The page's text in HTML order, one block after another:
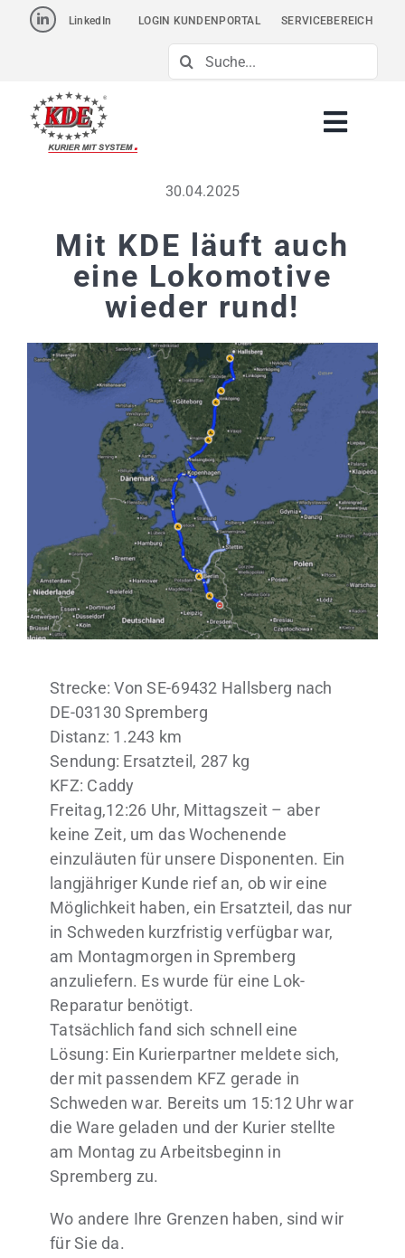
Skip
LinkedIn LOGIN KUNDENPORTAL SERVICEBEREICH
Suche
nach:
30.04.2025
Mit KDE läuft auch
eine Lokomotive
wieder rund!
Strecke: Von SE-69432 Hallsberg nach
DE-03130 Spremberg
Distanz: 1.243 km
Sendung: Ersatzteil, 287 kg
KFZ: Caddy
Freitag,12:26 Uhr, Mittagszeit – aber
keine Zeit, um das Wochenende
einzuläuten für unsere Disponenten. Ein
langjähriger Kunde rief an, ob wir eine
Möglichkeit haben, ein Ersatzteil, das nur
in Schweden kurzfristig verfügbar war,
am Montagmorgen in Spremberg
anzuliefern. Es wurde für eine Lok-
Reparatur benötigt.
Tatsächlich fand sich schnell eine
Lösung: Ein Kurierpartner meldete sich,
der mit passendem KFZ gerade in
Schweden war. Bereits um 15:12 Uhr war
die Ware geladen und der Kurier stellte
am Montag zu Arbeitsbeginn in
Spremberg zu.
Wo andere Ihre Grenzen haben, sind wir
für Sie da.